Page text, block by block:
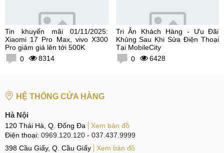
Tin khuyến mãi 01/11/2025:
Xiaomi 17 Pro Max, vivo X300
Pro giảm giá lên tới 500K
0
8314
Tri Ân Khách Hàng - Ưu Đãi
Khủng Sau Khi Sửa Điện Thoại
Tại MobileCity
0
6428
HỆ THỐNG CỬA HÀNG
Hà Nội
120 Thái Hà, Q. Đống Đa
Xem bản đồ
Điện thoại: 0969.120.120 - 037.437.9999
398 Cầu Giấy, Q. Cầu Giấy
Xem bản đồ